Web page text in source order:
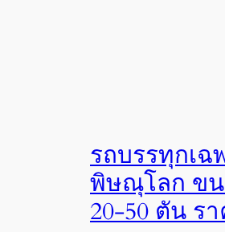
รถบรรทุกเฉ
พิษณุโลก ข
20-50 ตัน ร